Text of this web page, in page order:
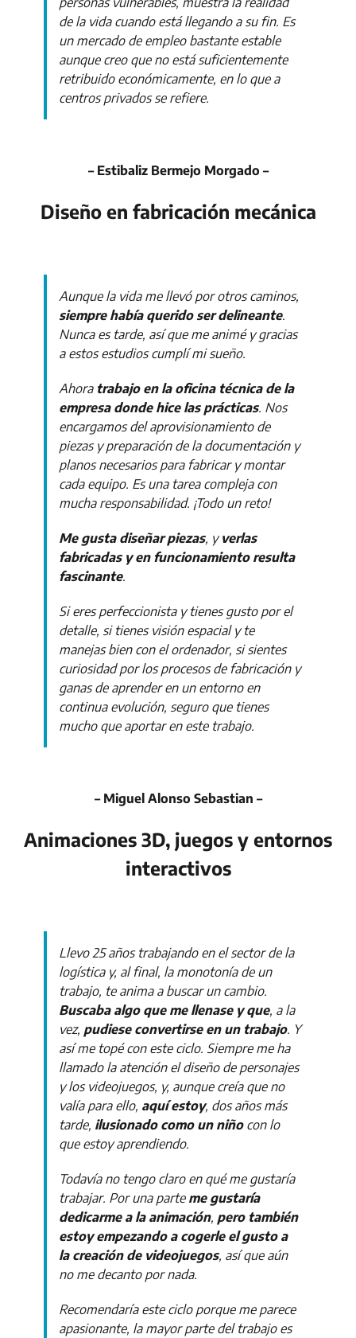
de la vida cuando está llegando a su fin. Es
un mercado de empleo bastante estable
aunque creo que no está suficientemente
retribuido económicamente, en lo que a
centros privados se refiere.
– Estibaliz Bermejo Morgado –
Diseño en fabricación mecánica
Aunque la vida me llevó por otros caminos,
siempre había querido ser delineante.
Nunca es tarde, así que me animé y gracias
a estos estudios cumplí mi sueño.
Ahora trabajo en la oficina técnica de la
empresa donde hice las prácticas. Nos
encargamos del aprovisionamiento de
piezas y preparación de la documentación y
planos necesarios para fabricar y montar
cada equipo. Es una tarea compleja con
mucha responsabilidad. ¡Todo un reto!
Me gusta diseñar piezas, yverlas
fabricadas y en funcionamiento resulta
fascinante.
Si eres perfeccionista y tienes gusto por el
detalle, si tienes visión espacial y te
manejas bien con el ordenador, si sientes
curiosidad por los procesos de fabricación y
ganas de aprender en un entorno en
continua evolución, seguro que tienes
mucho que aportar en este trabajo.
– Miguel Alonso Sebastian –
Animaciones 3D, juegos y entornos
interactivos
Llevo 25 años trabajando en el sector de la
logística y, al final, la monotonía de un
trabajo, te anima a buscar un cambio.
Buscaba algo que me llenase y que, a la
vez, pudiese convertirse en un trabajo. Y
así me topé con este ciclo. Siempre me ha
llamado la atención el diseño de personajes
y los videojuegos, y, aunque creía que no
valía para ello, aquí estoy, dos años más
tarde, ilusionado como un niñocon lo
que estoy aprendiendo.
Todavía no tengo claro en qué me gustaría
trabajar. Por una parte me gustaría
dedicarme a la animación, pero también
estoy empezando a cogerle el gusto a
la creación de videojuegos, así que aún
no me decanto por nada.
Recomendaría este ciclo porque me parece
apasionante, la mayor parte del trabajo es